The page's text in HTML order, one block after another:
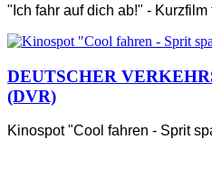
"Ich fahr auf dich ab!" -
DEUTSCHER
(DVR)
Kinospot "Cool fahren - Sprit